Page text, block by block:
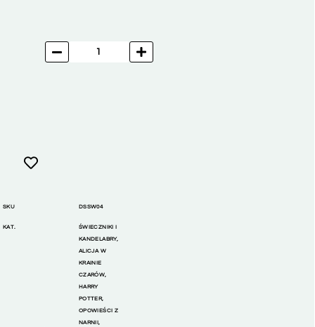
SKU DSSW04
KAT.
ŚWIECZNIKI I
KANDELABRY,
ALICJA W
KRAINIE
CZARÓW,
HARRY
POTTER,
OPOWIEŚCI Z
NARNII,